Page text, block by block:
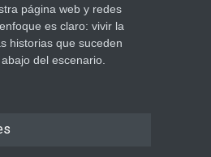
página web y redes
es claro: vivir la
historias que suceden
del escenario.